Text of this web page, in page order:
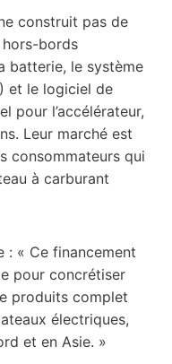
construit pas de
hors-bords
batterie, le système
et le logiciel de
pour l’accélérateur,
Leur marché est
consommateurs qui
à carburant
: « Ce financement
pour concrétiser
produits complet
électriques,
et en Asie. »